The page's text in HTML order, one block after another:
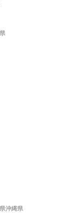
沖縄県